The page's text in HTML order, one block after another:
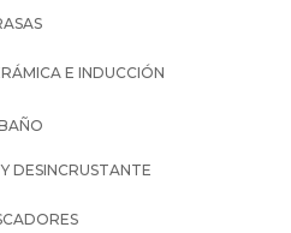
E INDUCCIÓN
DESINCRUSTANTE